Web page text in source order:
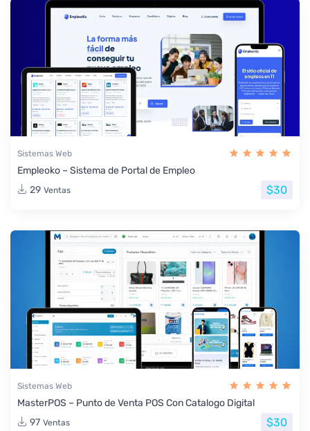
Sistemas Web
Empleoko – Sistema de Portal de Empleo
29 Ventas $30
Sistemas Web
MasterPOS – Punto de Venta POS Con Catalogo Digital
97 Ventas $30